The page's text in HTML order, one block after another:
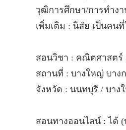
วุฒิการศึกษา/การทำง
เพิ่มเติม : นิสัย เป็นคน
สอนวิชา : คณิตศาสตร์
สถานที่ : บางใหญ่ บาง
จังหวัด : นนทบุรี / บาง
สอนทางออนไลน์ : ได้